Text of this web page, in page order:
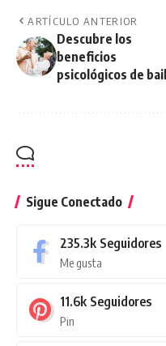
ARTÍCULO ANTERIOR
Descubre los
beneficios
psicológicos de
Sigue Conectado
235.3k Seguidores
Me gusta
11.6k Seguidores
Pin